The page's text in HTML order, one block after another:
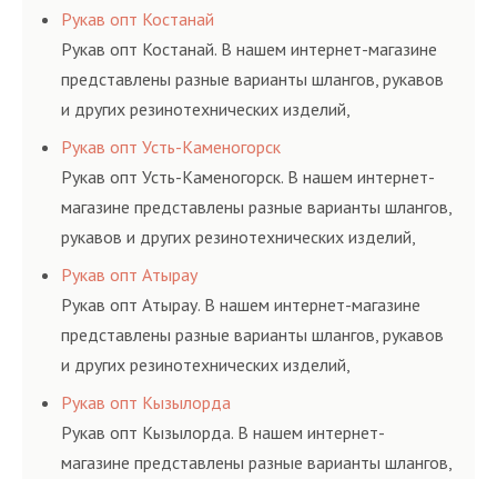
соответствующих ГОСТам, техническим условиям
и нормативам.
Рукав опт Костанай
Рукав опт Костанай. В нашем интернет-магазине
представлены разные варианты шлангов, рукавов
и других резинотехнических изделий,
соответствующих ГОСТам, техническим условиям
и нормативам.
Рукав опт Усть-Каменогорск
Рукав опт Усть-Каменогорск. В нашем интернет-
магазине представлены разные варианты шлангов,
рукавов и других резинотехнических изделий,
соответствующих ГОСТам, техническим условиям
и нормативам.
Рукав опт Атырау
Рукав опт Атырау. В нашем интернет-магазине
представлены разные варианты шлангов, рукавов
и других резинотехнических изделий,
соответствующих ГОСТам, техническим условиям
и нормативам.
Рукав опт Кызылорда
Рукав опт Кызылорда. В нашем интернет-
магазине представлены разные варианты шлангов,